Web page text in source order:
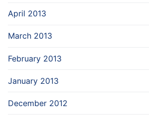
April 2013
March 2013
February 2013
January 2013
December 2012